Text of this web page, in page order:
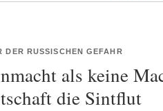
DER RUSSISCHEN GEFAHR
als keine
die Sintflut